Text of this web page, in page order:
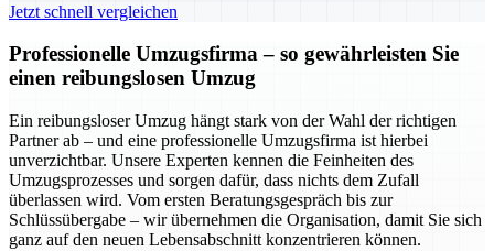
Jetzt schnell vergleichen
Professionelle Umzugsfirma – so gewährleisten Sie
einen reibungslosen Umzug
Ein reibungsloser Umzug hängt stark von der Wahl der richtigen
Partner ab – und eine professionelle Umzugsfirma ist hierbei
unverzichtbar. Unsere Experten kennen die Feinheiten des
Umzugsprozesses und sorgen dafür, dass nichts dem Zufall
überlassen wird. Vom ersten Beratungsgespräch bis zur
Schlüssübergabe – wir übernehmen die Organisation, damit Sie sich
ganz auf den neuen Lebensabschnitt konzentrieren können.